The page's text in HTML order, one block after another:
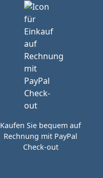
Kaufen Sie bequem auf
Rechnung mit PayPal
Check-out